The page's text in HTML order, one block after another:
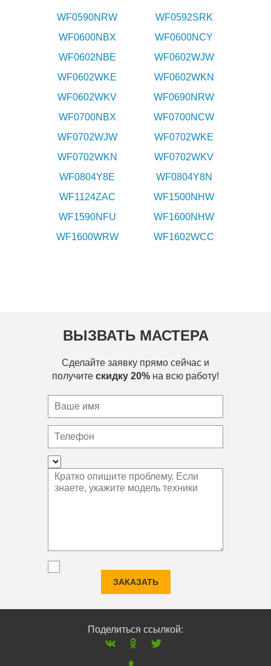
WF0590NRW
WF0592SRK
WF0600NBX
WF0600NCY
WF0602NBE
WF0602WJW
WF0602WKE
WF0602WKN
WF0602WKV
WF0690NRW
WF0700NBX
WF0700NCW
WF0702WJW
WF0702WKE
WF0702WKN
WF0702WKV
WF0804Y8E
WF0804Y8N
WF1124ZAC
WF1500NHW
WF1590NFU
WF1600NHW
WF1600WRW
WF1602WCC
ВЫЗВАТЬ МАСТЕРА
Сделайте заявку прямо сейчас и
получите скидку 20% на всю работу!
ЗАКАЗАТЬ
Поделиться ссылкой: